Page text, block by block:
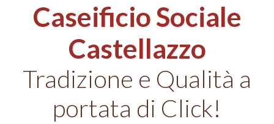
Caseificio Sociale
Castellazzo
Tradizione e Qualità a
portata di Click!